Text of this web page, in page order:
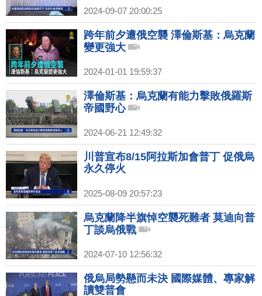
2024-09-07 20:00:25
跨年前夕遭俄空襲 澤倫斯基：烏克蘭
變更強大
2024-01-01 19:59:37
澤倫斯基：烏克蘭有能力擊敗俄羅斯
帝國野心
2024-06-21 12:49:32
川普宣布8/15阿拉斯加會普丁 促俄烏
永久停火
2025-08-09 20:57:23
烏克蘭降半旗悼空襲死難者 莫迪向普
丁談烏俄戰
2024-07-10 12:56:32
俄烏局勢懸而未決 國際媒體、專家解
讀雙普會